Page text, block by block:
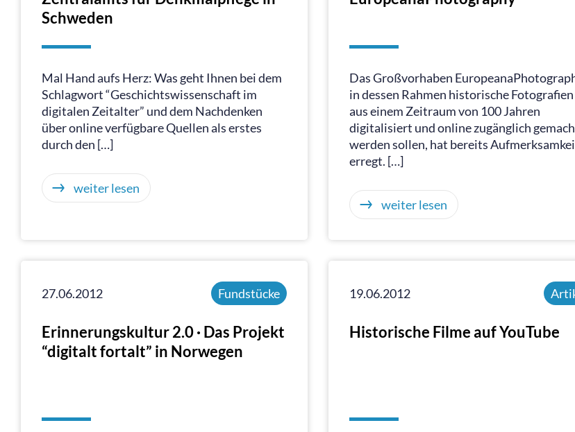
Schweden
Mal Hand aufs Herz: Was geht Ihnen bei dem
Schlagwort “Geschichtswissenschaft im
digitalen Zeitalter” und dem Nachdenken
über online verfügbare Quellen als erstes
durch den […]
weiter lesen
Das Großvorhaben
in dessen Rahmen historische Fotografien
aus einem Zeitraum von 100 Jahren
digitalisiert und online zugänglich
werden sollen, hat bereits
erregt. […]
weiter lesen
27.06.2012 Fundstücke
Erinnerungskultur 2.0 · Das Projekt
“digitalt fortalt” in Norwegen
19.06.2012
Historische Filme auf YouTube